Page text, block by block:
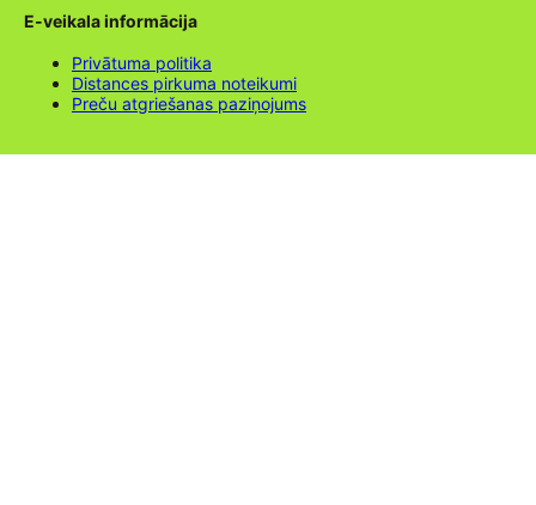
E-veikala informācija
Privātuma politika
Distances pirkuma noteikumi
Preču atgriešanas paziņojums